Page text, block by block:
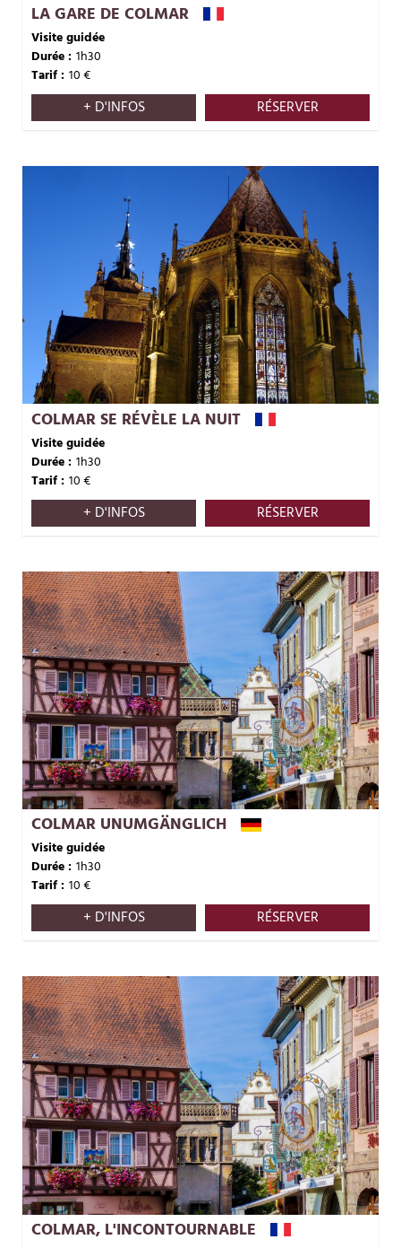
LA GARE DE COLMAR
Visite guidée
Durée : 1h30
Tarif : 10€
RÉSERVER
+ D'INFOS
COLMAR SE RÉVÈLE LA NUIT
Visite guidée
Durée : 1h30
Tarif : 10€
RÉSERVER
+ D'INFOS
COLMAR UNUMGÄNGLICH
Visite guidée
Durée : 1h30
Tarif : 10€
RÉSERVER
+ D'INFOS
COLMAR, L'INCONTOURNABLE